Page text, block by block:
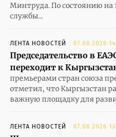
Минтруда. По состоянию на
службы...
ЛЕНТА НОВОСТЕЙ 07.08.2026
Председательство в
переходит к
премьерами стран союза
отметил, что Кыргызстан
важную площадку для
ЛЕНТА НОВОСТЕЙ 07.08.2026